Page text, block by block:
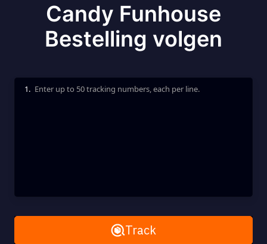
Candy Funhouse
Bestelling volgen
Enter up to 50 tracking numbers, each per line.
1.
Remove AllTrack